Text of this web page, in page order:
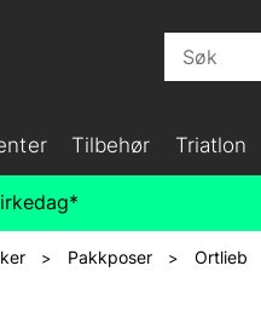
Tilbehør Triatlon
> Pakkposer > Ortlieb